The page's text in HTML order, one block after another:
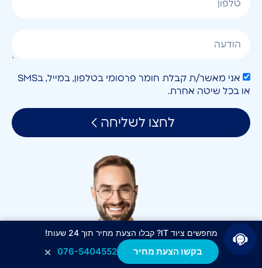
אני מאשר/ת קבלת חומר פרסומי בטלפון, במייל, בSMS
או בכל שיטה אחרת.
לחצו לשליחה
מחפשים ציוד IT? קבלו הצעת מחיר תוך 24 שעות!
בקשו הצעת מחיר 076-5404552
×